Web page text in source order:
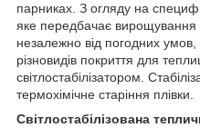
парниках. З огляду на
яке передбачає вирощування
незалежно від погодних
різновидів покриття для
світлостабілізатором.
термохімічне старіння плівки.
Світлостабілізована